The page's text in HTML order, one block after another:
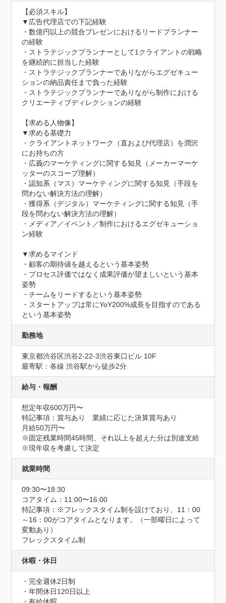
【必須スキル】
▼広告代理店での下記経験
・数億円以上の競合プレゼンにおけるリードプランナー
の経験
・ストラテジックプランナーとして1クライアントの戦略
を継続的に担当した経験
・ストラテジックプランナーでありながらエグゼキュー
ションの納品責任まで負った経験
・ストラテジックプランナーでありながら制作における
クリエーティブディレクションの経験
【求める人物像】
▼求める基礎力
・クライアントネットワーク（直および代理店）を潤沢
にお持ちの方
・広義のマーケティングに関する知見（メーカーマーケ
ッターのスコープ理解）
・認知系（マス）マーケティングに関する知見（手段を
問わない解決方法の理解）
・獲得系（デジタル）マーケティングに関する知見（手
段を問わない解決方法の理解）
・メディア／イベント／制作におけるエグゼキューショ
ン経験
▼求めるマインド
・顧客の期待値を越えるという基本姿勢
・プロセス評価ではなく成果評価が望ましいという基本
姿勢
・チームをリードするという基本姿勢
・スタートアップは常にYoY200%成長を目指すのである
という基本姿勢
勤務地
東京都渋谷区渋谷2-22-3渋谷東口ビル 10F
最寄駅：各線 渋谷駅から徒歩2分
給与・報酬
想定年収600万円〜
特記事項：賞与あり　業績に応じた決算賞与あり
月給50万円〜
※固定残業時間45時間、それ以上を超えた分は別途支給
※現年収を考慮して決定
就業時間
09:30〜18:30
コアタイム：11:00〜16:00
特記事項：※フレックスタイム制を設けており、11：00
～16：00がコアタイムとなります。（一部曜日によって
変動あり）
フレックスタイム制
休暇・休日
・完全週休2日制
・年間休日120日以上